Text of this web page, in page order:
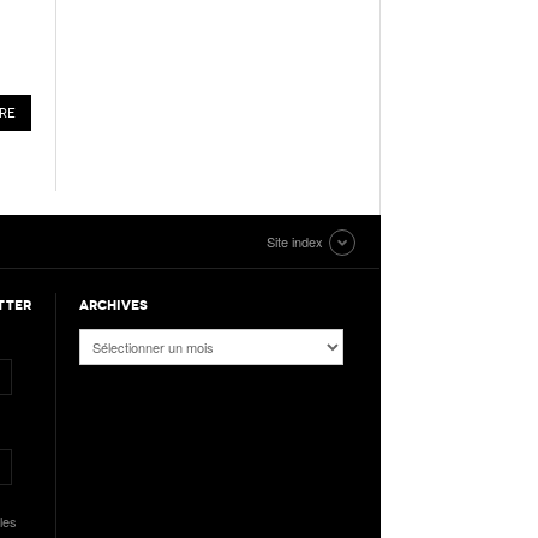
Site index
ARCHIVES
Archives